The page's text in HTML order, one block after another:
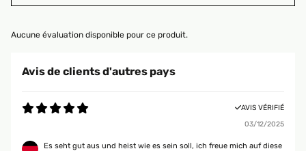
Aucune évaluation disponible pour ce produit.
Avis de clients d'autres pays
AVIS VÉRIFIÉ
03/12/2025
Es seht gut aus und heist wie es sein soll, ich freue mich auf diese